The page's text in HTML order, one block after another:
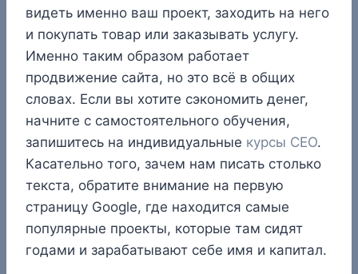
видеть именно ваш проект, заходить на него
и покупать товар или заказывать услугу.
Именно таким образом работает
продвижение сайта, но это всё в общих
словах. Если вы хотите сэкономить денег,
начните с самостоятельного обучения,
запишитесь на индивидуальные курсы СЕО.
Касательно того, зачем нам писать столько
текста, обратите внимание на первую
страницу Google, где находится самые
популярные проекты, которые там сидят
годами и зарабатывают себе имя и капитал.